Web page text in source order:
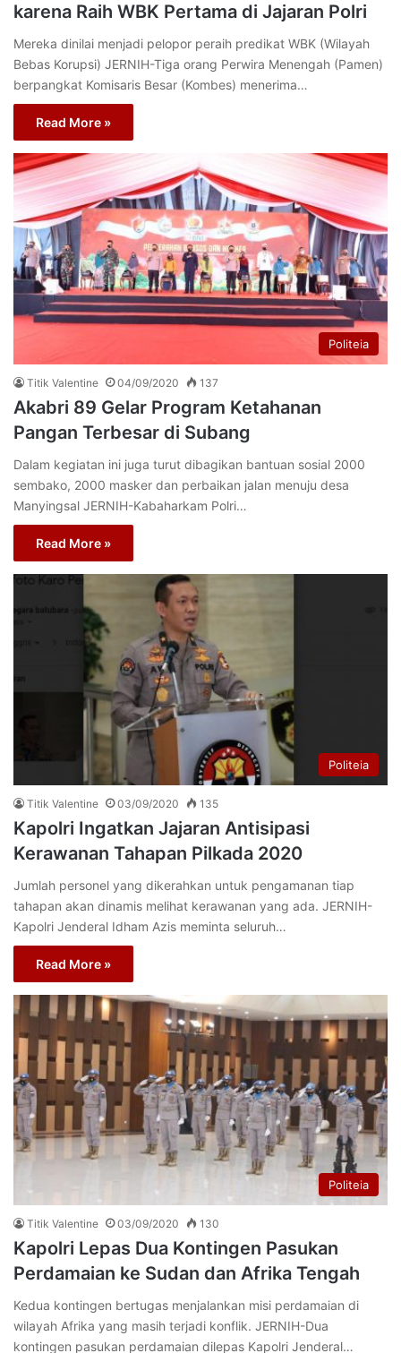
karena Raih WBK Pertama di Jajaran Polri
Mereka dinilai menjadi pelopor peraih predikat WBK (Wilayah
Bebas Korupsi) JERNIH-Tiga orang Perwira Menengah (Pamen)
berpangkat Komisaris Besar (Kombes) menerima…
Read More »
Politeia
Titik Valentine 04/09/2020 137
Akabri 89 Gelar Program Ketahanan
Pangan Terbesar di Subang
Dalam kegiatan ini juga turut dibagikan bantuan sosial 2000
sembako, 2000 masker dan perbaikan jalan menuju desa
Manyingsal JERNIH-Kabaharkam Polri…
Read More »
Politeia
Titik Valentine 03/09/2020 135
Kapolri Ingatkan Jajaran Antisipasi
Kerawanan Tahapan Pilkada 2020
Jumlah personel yang dikerahkan untuk pengamanan tiap
tahapan akan dinamis melihat kerawanan yang ada. JERNIH-
Kapolri Jenderal Idham Azis meminta seluruh…
Read More »
Politeia
Titik Valentine 03/09/2020 130
Kapolri Lepas Dua Kontingen Pasukan
Perdamaian ke Sudan dan Afrika Tengah
Kedua kontingen bertugas menjalankan misi perdamaian di
wilayah Afrika yang masih terjadi konflik. JERNIH-Dua
kontingen pasukan perdamaian dilepas Kapolri Jenderal…